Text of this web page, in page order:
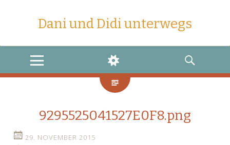
Dani und Didi unterwegs
MENU
WIDGETS
SEARCH
9295525041527E0F8.png
29. NOVEMBER 2015